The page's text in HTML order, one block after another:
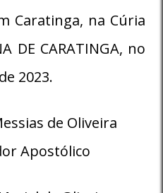
Caratinga, na Cúria
DE CARATINGA, no
2023.
de Oliveira
Apostólico